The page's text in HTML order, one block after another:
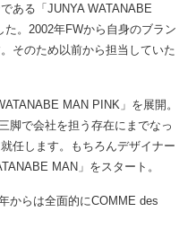
ある「JUNYA WATANABE
。2002年FWから自身のブラン
そのため以前から担当していた
MAN PINK」を展開。
脚で会社を担う存在にまでなっ
任します。もちろんデザイナー
MAN」をスタート。
からは全面的にCOMME des